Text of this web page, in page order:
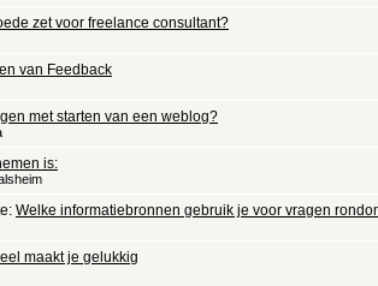
zet voor freelance consultant?
van Feedback
met starten van een weblog?
is:
Welke informatiebronnen gebruik je voor vragen
maakt je gelukkig